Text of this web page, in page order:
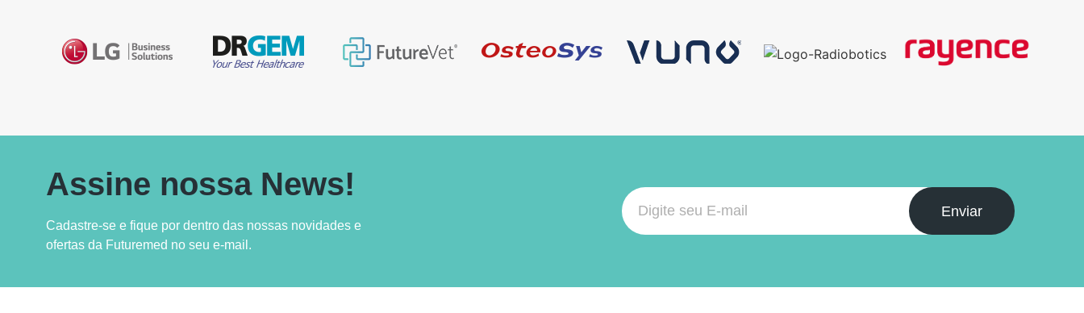
Assine nossa News!
Cadastre-se e fique por dentro das nossas novidades e
ofertas da Futuremed no seu e-mail.
Enviar